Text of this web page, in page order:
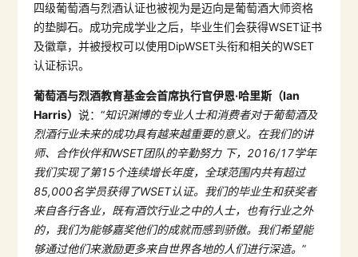
四级葡萄酒与烈酒认证也被视为是迈向是葡萄酒大师资格
的垫脚石。成功完成学业之后，毕业生们会获得WSET证书
及徽章，并被授权可以使用DipWSET头衔和相关的WSET
认证标识。
葡萄酒与烈酒教育基金会首席执行官伊恩·哈里斯（Ian
Harris）说：“知识渊博的专业人士和消费者对于葡萄酒及
烈酒行业未来的成功具有越来越重要的意义。在我们的讲
师、 合作伙伴和WSET团队的辛勤努力 下， 2016/17学年
我们实现了第15个连续增长年度，全球范围内共有超过
85,000名学员获得了WSET认证。我们的毕业生和获奖者
来自各行各业，既有酒饮行业之中的人士，也有行业之外
的，我们为能够嘉奖他们的成就而感到骄傲。我们希望能
够通过他们来激励更多来自世界各地的人们进行深造。”